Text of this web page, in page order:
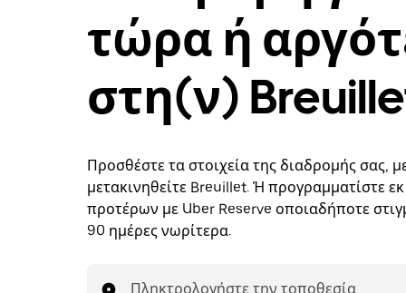
τώρα ή
στη(ν)
Προσθέστε τα στοιχεία της διαδρομής σας,
μετακινηθείτε Breuillet. Ή προγραμματίστε
προτέρων με Uber Reserve οποιαδήποτε
90 ημέρες νωρίτερα.
Πληκτρολογήστε την τοποθεσία